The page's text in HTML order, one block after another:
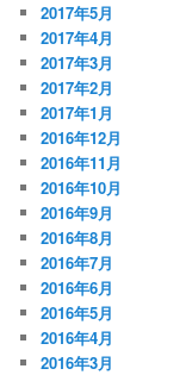
2017年5月
2017年4月
2017年3月
2017年2月
2017年1月
2016年12月
2016年11月
2016年10月
2016年9月
2016年8月
2016年7月
2016年6月
2016年5月
2016年4月
2016年3月